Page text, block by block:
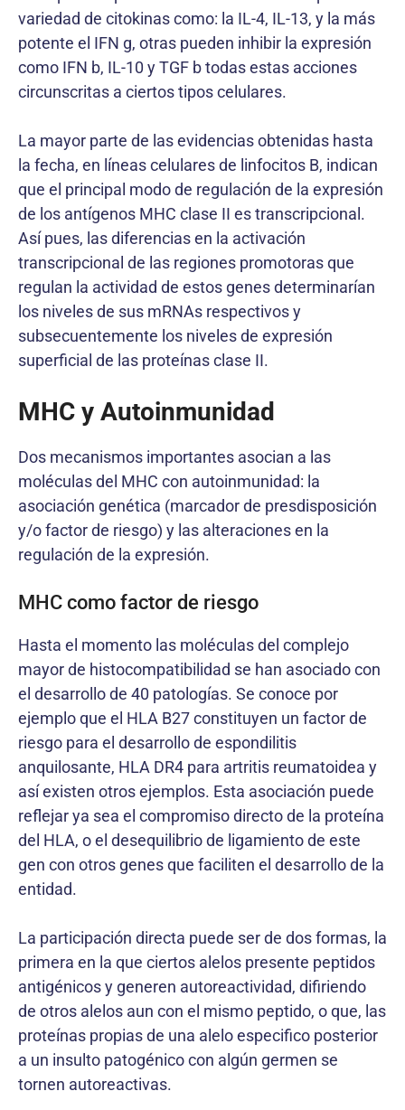
variedad de citokinas como: la IL-4, IL-13, y la más
potente el IFN g, otras pueden inhibir la expresión
como IFN b, IL-10 y TGF b todas estas acciones
circunscritas a ciertos tipos celulares.
La mayor parte de las evidencias obtenidas hasta
la fecha, en líneas celulares de linfocitos B, indican
que el principal modo de regulación de la expresión
de los antígenos MHC clase II es transcripcional.
Así pues, las diferencias en la activación
transcripcional de las regiones promotoras que
regulan la actividad de estos genes determinarían
los niveles de sus mRNAs respectivos y
subsecuentemente los niveles de expresión
superficial de las proteínas clase II.
MHC y Autoinmunidad
Dos mecanismos importantes asocian a las
moléculas del MHC con autoinmunidad: la
asociación genética (marcador de presdisposición
y/o factor de riesgo) y las alteraciones en la
regulación de la expresión.
MHC como factor de riesgo
Hasta el momento las moléculas del complejo
mayor de histocompatibilidad se han asociado con
el desarrollo de 40 patologías. Se conoce por
ejemplo que el HLA B27 constituyen un factor de
riesgo para el desarrollo de espondilitis
anquilosante, HLA DR4 para artritis reumatoidea y
así existen otros ejemplos. Esta asociación puede
reflejar ya sea el compromiso directo de la proteína
del HLA, o el desequilibrio de ligamiento de este
gen con otros genes que faciliten el desarrollo de la
entidad.
La participación directa puede ser de dos formas, la
primera en la que ciertos alelos presente peptidos
antigénicos y generen autoreactividad, difiriendo
de otros alelos aun con el mismo peptido, o que, las
proteínas propias de una alelo especifico posterior
a un insulto patogénico con algún germen se
tornen autoreactivas.